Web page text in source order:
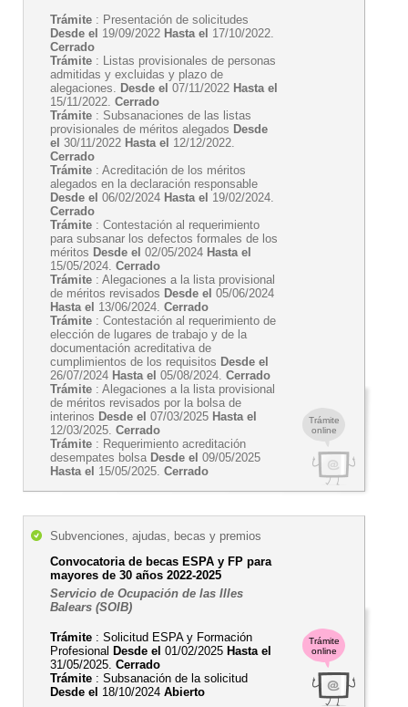
Trámite
online
Trámite : Presentación de solicitudes
Desde el 19/09/2022 Hasta el 17/10/2022.
Cerrado
Trámite : Listas provisionales de personas
admitidas y excluidas y plazo de
alegaciones. Desde el 07/11/2022 Hasta el
15/11/2022. Cerrado
Trámite : Subsanaciones de las listas
provisionales de méritos alegados Desde
el 30/11/2022 Hasta el 12/12/2022.
Cerrado
Trámite : Acreditación de los méritos
alegados en la declaración responsable
Desde el 06/02/2024 Hasta el 19/02/2024.
Cerrado
Trámite : Contestación al requerimiento
para subsanar los defectos formales de los
méritos Desde el 02/05/2024 Hasta el
15/05/2024. Cerrado
Trámite : Alegaciones a la lista provisional
de méritos revisados Desde el 05/06/2024
Hasta el 13/06/2024. Cerrado
Trámite : Contestación al requerimiento de
elección de lugares de trabajo y de la
documentación acreditativa de
cumplimientos de los requisitos Desde el
26/07/2024 Hasta el 05/08/2024. Cerrado
Trámite : Alegaciones a la lista provisional
de méritos revisados por la bolsa de
interinos Desde el 07/03/2025 Hasta el
12/03/2025. Cerrado
Trámite : Requerimiento acreditación
desempates bolsa Desde el 09/05/2025
Hasta el 15/05/2025. Cerrado
Trámite
online
Subvenciones, ajudas, becas y premios
Convocatoria de becas ESPA y FP para
mayores de 30 años 2022-2025
Servicio de Ocupación de las Illes
Balears (SOIB)
Trámite : Solicitud ESPA y Formación
Profesional Desde el 01/02/2025 Hasta el
31/05/2025. Cerrado
Trámite : Subsanación de la solicitud
Desde el 18/10/2024 Abierto